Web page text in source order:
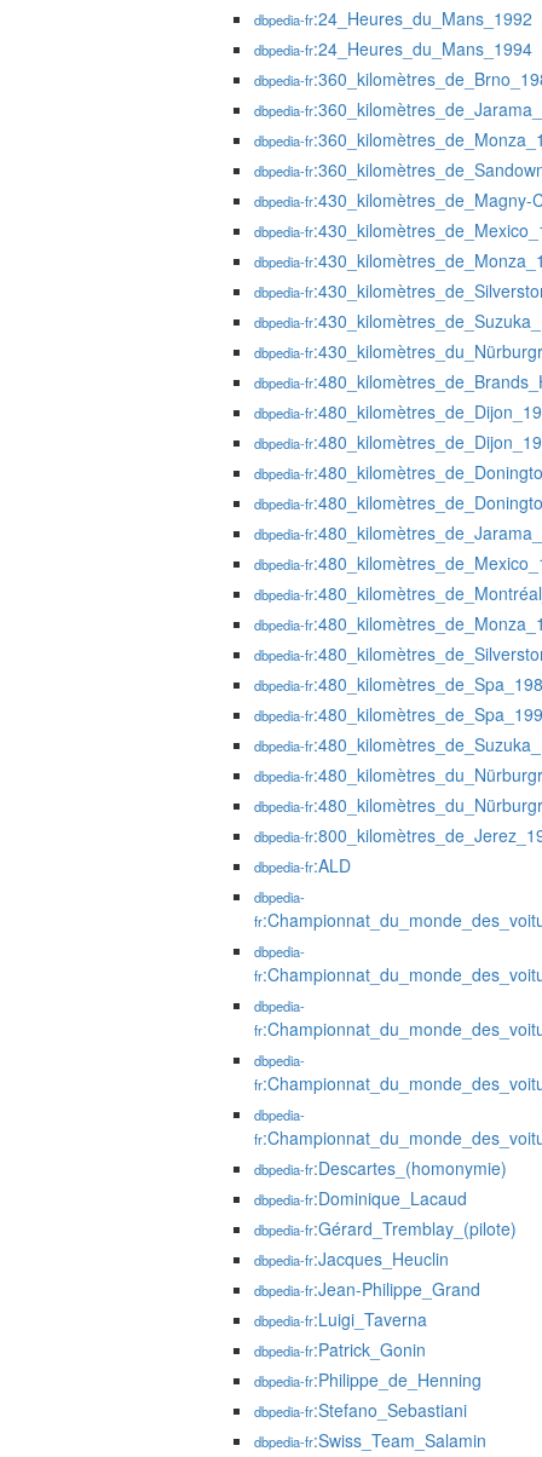
dbpedia-fr:24_Heures_du_Mans_1992
dbpedia-fr:24_Heures_du_Mans_1994
dbpedia-fr
dbpedia-fr
dbpedia-fr
dbpedia-fr
dbpedia-fr:430_kilomètres_de_Magny-
dbpedia-fr
dbpedia-fr
dbpedia-fr
dbpedia-fr
dbpedia-fr
dbpedia-fr
dbpedia-fr
dbpedia-fr
dbpedia-fr
dbpedia-fr
dbpedia-fr
dbpedia-fr
dbpedia-fr
dbpedia-fr
dbpedia-fr
dbpedia-fr
dbpedia-fr
dbpedia-fr
dbpedia-fr
dbpedia-fr
dbpedia-fr
dbpedia-fr:ALD
dbpedia-
fr
dbpedia-
fr
dbpedia-
fr
dbpedia-
fr
dbpedia-
fr
dbpedia-fr:Descartes_(homonymie)
dbpedia-fr:Dominique_Lacaud
dbpedia-fr:Gérard_Tremblay_(pilote)
dbpedia-fr:Jacques_Heuclin
dbpedia-fr:Jean-Philippe_Grand
dbpedia-fr:Luigi_Taverna
dbpedia-fr:Patrick_Gonin
dbpedia-fr:Philippe_de_Henning
dbpedia-fr:Stefano_Sebastiani
dbpedia-fr:Swiss_Team_Salamin